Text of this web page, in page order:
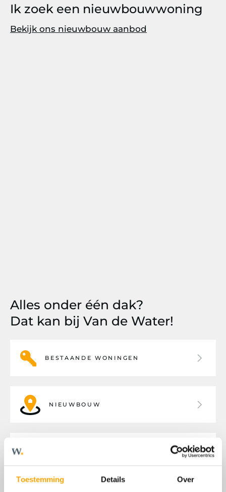
Toestemming Details Over
Ik zoek een nieuwbouwwoning
Bekijk ons nieuwbouw aanbod
Alles onder één dak?
Dat kan bij Van de Water!
BESTAANDE WONINGEN
NIEUWBOUW